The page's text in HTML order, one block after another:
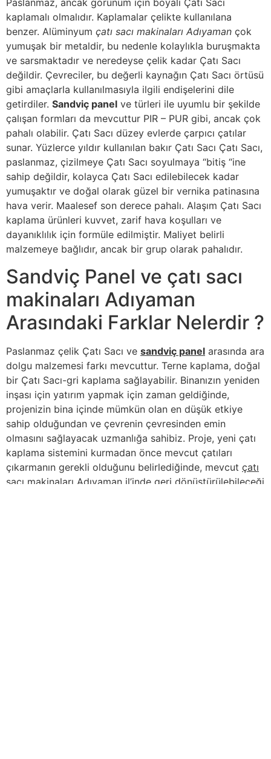
Paslanmaz, ancak görünüm için boyalı Çatı Sacı
kaplamalı olmalıdır. Kaplamalar çelikte kullanılana
benzer. Alüminyum çatı sacı makinaları Adıyaman çok
yumuşak bir metaldir, bu nedenle kolaylıkla buruşmakta
ve sarsmaktadır ve neredeyse çelik kadar Çatı Sacı
değildir. Çevreciler, bu değerli kaynağın Çatı Sacı örtüsü
gibi amaçlarla kullanılmasıyla ilgili endişelerini dile
getirdiler. Sandviç panel ve türleri ile uyumlu bir şekilde
çalışan formları da mevcuttur PIR – PUR gibi, ancak çok
pahalı olabilir. Çatı Sacı düzey evlerde çarpıcı çatılar
sunar. Yüzlerce yıldır kullanılan bakır Çatı Sacı Çatı Sacı,
paslanmaz, çizilmeye Çatı Sacı soyulmaya “bitiş “ine
sahip değildir, kolayca Çatı Sacı edilebilecek kadar
yumuşaktır ve doğal olarak güzel bir vernika patinasına
hava verir. Maalesef son derece pahalı. Alaşım Çatı Sacı
kaplama ürünleri kuvvet, zarif hava koşulları ve
dayanıklılık için formüle edilmiştir. Maliyet belirli
malzemeye bağlıdır, ancak bir grup olarak pahalıdır.
Sandviç Panel ve çatı sacı
makinaları Adıyaman
Arasındaki Farklar Nelerdir ?
Paslanmaz çelik Çatı Sacı ve sandviç panel arasında ara
dolgu malzemesi farkı mevcuttur. Terne kaplama, doğal
bir Çatı Sacı-gri kaplama sağlayabilir. Binanızın yeniden
inşası için yatırım yapmak için zaman geldiğinde,
projenizin bina içinde mümkün olan en düşük etkiye
sahip olduğundan ve çevrenin çevresinden emin
olmasını sağlayacak uzmanlığa sahibiz. Proje, yeni çatı
kaplama sistemini kurmadan önce mevcut çatıları
çıkarmanın gerekli olduğunu belirlediğinde, mevcut çatı
sacı makinaları Adıyaman il’inde geri dönüştürülebileceği